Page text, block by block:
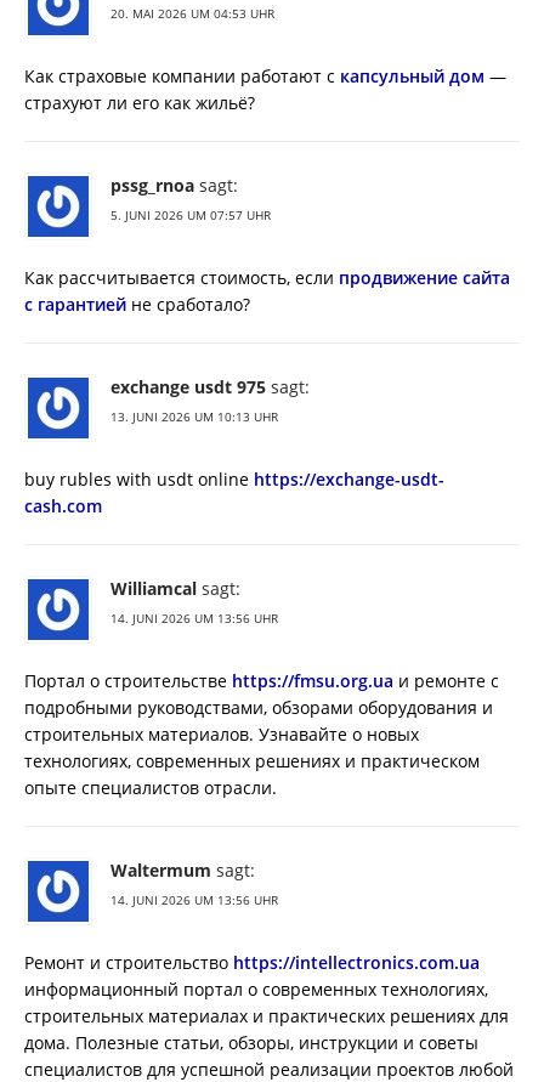
20. MAI 2026 UM 04:53 UHR
Как страховые компании работают с капсульный дом —
страхуют ли его как жильё?
pssg_rnoa sagt:
5. JUNI 2026 UM 07:57 UHR
Как рассчитывается стоимость, если продвижение сайта
с гарантией не сработало?
exchange usdt 975 sagt:
13. JUNI 2026 UM 10:13 UHR
buy rubles with usdt online https://exchange-usdt-
cash.com
Williamcal sagt:
14. JUNI 2026 UM 13:56 UHR
Портал о строительстве https://fmsu.org.ua и ремонте с
подробными руководствами, обзорами оборудования и
строительных материалов. Узнавайте о новых
технологиях, современных решениях и практическом
опыте специалистов отрасли.
Waltermum sagt:
14. JUNI 2026 UM 13:56 UHR
Ремонт и строительство https://intellectronics.com.ua
информационный портал о современных технологиях,
строительных материалах и практических решениях для
дома. Полезные статьи, обзоры, инструкции и советы
специалистов для успешной реализации проектов любой